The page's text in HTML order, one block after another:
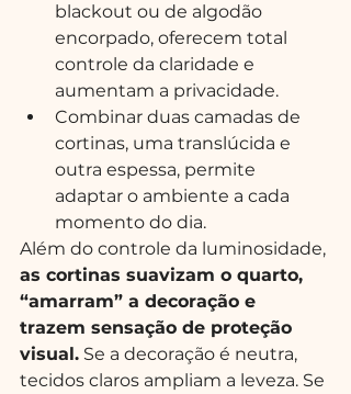
blackout ou de algodão
encorpado, oferecem total
controle da claridade e
aumentam a privacidade.
Combinar duas camadas de
cortinas, uma translúcida e
outra espessa, permite
adaptar o ambiente a cada
momento do dia.
Além do controle da luminosidade,
as cortinas suavizam o quarto,
“amarram” a decoração e
trazem sensação de proteção
visual. Se a decoração é neutra,
tecidos claros ampliam a leveza. Se